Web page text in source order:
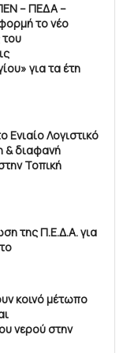
– ΠΕΔΑ –
το νέο
για τα έτη
Ενιαίο Λογιστικό
& διαφανή
Τοπική
της Π.Ε.Δ.Α. για
κοινό μέτωπο
νερού στην